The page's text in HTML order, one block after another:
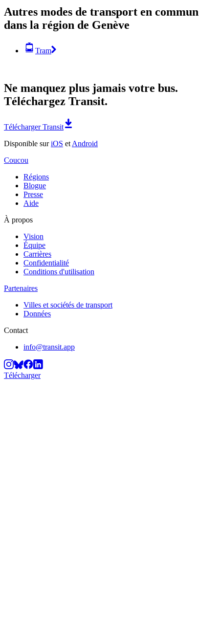
Autres modes de transport en commun
dans la région de Genève
Tram
Ne manquez plus jamais votre bus.
Téléchargez Transit.
Télécharger Transit
Disponible suriOS et Android
Coucou
Régions
Blogue
Presse
Aide
À propos
Vision
Équipe
Carrières
Confidentialité
Conditions d'utilisation
Partenaires
Villes et sociétés de transport
Données
Contact
info@transit.app
Télécharger